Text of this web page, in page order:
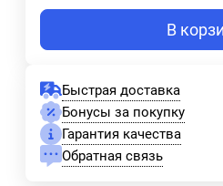
В
Быстрая доставка
Бонусы за покупку
Гарантия качества
Обратная связь